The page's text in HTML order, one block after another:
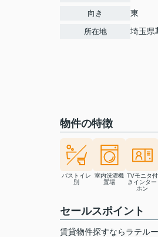
向き 東
所在地 埼玉県
物件の特徴
バストイレ
別
室内洗濯機
置場
TVモニタ付
きインター
ホン
セールスポイント
賃貸物件探すならラテル